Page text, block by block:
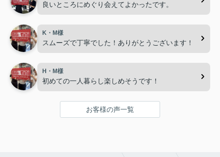
良いところにめぐり会えてよかったです。
K・M様
スムーズで丁寧でした！ありがとうございます！
H・M様
初めての一人暮らし楽しめそうです！
お客様の声一覧